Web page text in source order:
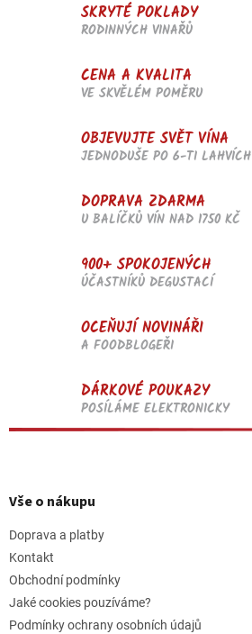
v
i
s
SKRYTÉ POKLADY
RODINNÝCH VINAŘŮ
CENA A KVALITA
VE SKVĚLÉM POMĚRU
OBJEVUJTE SVĚT VÍNA
JEDNODUŠE PO 6-TI LAHVÍCH
DOPRAVA ZDARMA
U BALÍČKŮ VÍN NAD 1750 KČ
900+ SPOKOJENÝCH
ÚČASTNÍKŮ DEGUSTACÍ
OCEŇUJÍ NOVINÁŘI
A FOODBLOGEŘI
DÁRKOVÉ POUKAZY
POSÍLÁME ELEKTRONICKY
pVše o nákupu
Doprava a platby
Kontakt
Obchodní podmínky
Jaké cookies pouzíváme?
Podmínky ochrany osobních údajů